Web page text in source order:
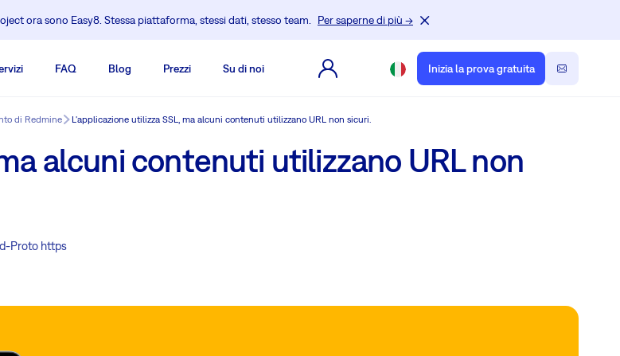
ora sono Easy8. Stessa piattaforma, stessi dati, stesso team. Per saperne di più →
FAQ Blog Prezzi Su di noi Inizia la prova gratuita
di Redmine L'applicazione utilizza SSL, ma alcuni contenuti utilizzano URL non sicuri.
alcuni contenuti utilizzano URL non
Proto https